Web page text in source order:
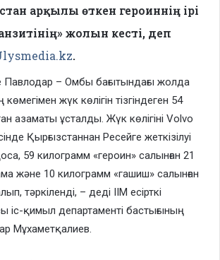
арқылы өткен героиннің ірі
жолын кесті, деп
.
Павлодар – Омбы бағытындағы жолда
жүк көлігін тізгіндеген 54
азаматы ұсталды. Жүк көлігіні Volvo
Қырғызстаннан Ресейге жеткізілуі
59 килограмм «героин» салынған 21
және 10 килограмм «гашиш» салынған
тәркіленді, – деді ІІМ есірткі
іс-қимыл департаменті бастығының
Мұхаметқалиев.